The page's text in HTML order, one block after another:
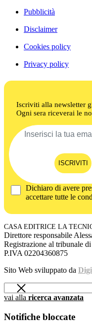
Pubblicità
Disclaimer
Cookies policy
Privacy policy
Iscriviti alla newsletter
Ogni sera riceverai le
ISCRIVITI
Dichiaro di avere
accettare tutte le
CASA EDITRICE LA
Direttore responsabile
Registrazione al tribunale
P.IVA 02204360875
Sito Web sviluppato da
vai alla ricerca avanzata
Notifiche bloccate